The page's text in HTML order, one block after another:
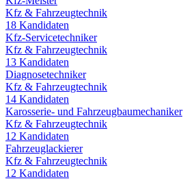
Kfz & Fahrzeugtechnik
18 Kandidaten
Kfz-Servicetechniker
Kfz & Fahrzeugtechnik
13 Kandidaten
Diagnosetechniker
Kfz & Fahrzeugtechnik
14 Kandidaten
Karosserie- und Fahrzeugbaumechaniker
Kfz & Fahrzeugtechnik
12 Kandidaten
Fahrzeuglackierer
Kfz & Fahrzeugtechnik
12 Kandidaten